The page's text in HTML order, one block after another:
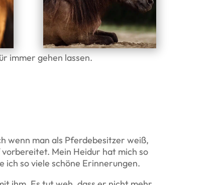
immer gehen lassen.
wenn man als Pferdebesitzer weiß,
Mein Heidur hat mich so
so viele schöne Erinnerungen.